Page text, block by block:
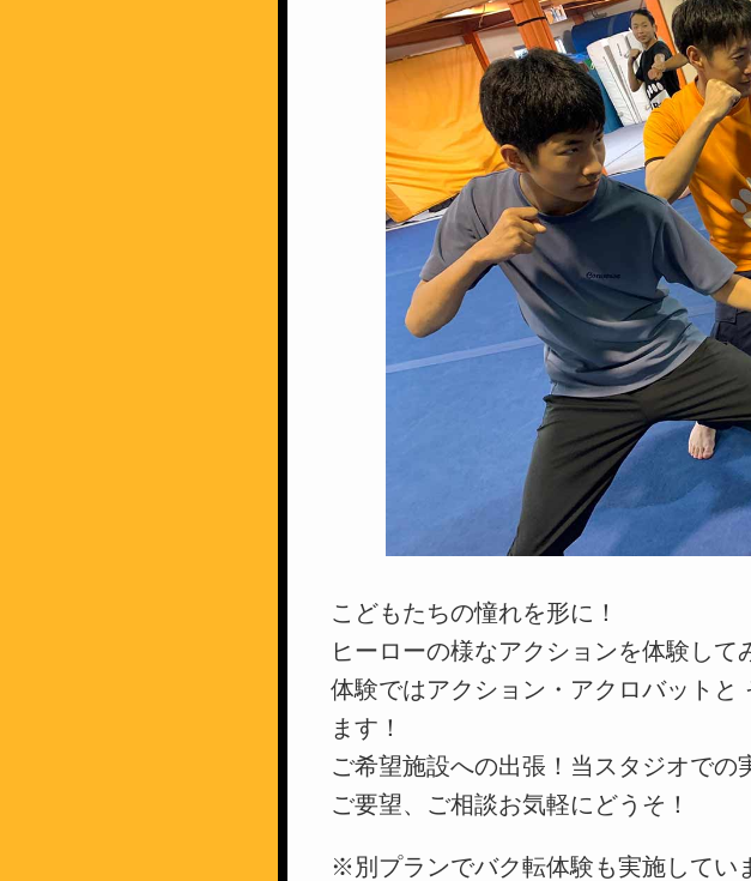
こどもたちの憧れを形に！
ヒーローの様なアクションを体験して
体験ではアクション・アクロバット
ます！
ご希望施設への出張！当スタジオでの
ご要望、ご相談お気軽にどうそ！
※別プランでバク転体験も実施してい